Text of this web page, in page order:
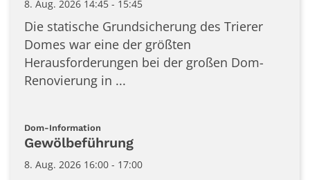
8. Aug. 2026 14:45 - 15:45
Die statische Grundsicherung des Trierer
Domes war eine der größten
Herausforderungen bei der großen Dom-
Renovierung in ...
Dom-Information
Gewölbeführung
8. Aug. 2026 16:00 - 17:00